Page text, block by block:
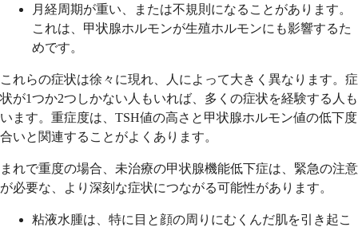
月経周期が重い、または不規則になることがあります。
これは、甲状腺ホルモンが生殖ホルモンにも影響するた
めです。
これらの症状は徐々に現れ、人によって大きく異なります。症
状が1つか2つしかない人もいれば、多くの症状を経験する人も
います。重症度は、TSH値の高さと甲状腺ホルモン値の低下度
合いと関連することがよくあります。
まれで重度の場合、未治療の甲状腺機能低下症は、緊急の注意
が必要な、より深刻な症状につながる可能性があります。
粘液水腫は、特に目と顔の周りにむくんだ肌を引き起こ